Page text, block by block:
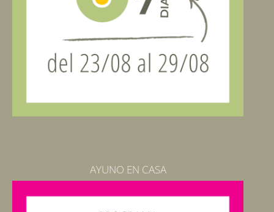
AYUNO EN CASA